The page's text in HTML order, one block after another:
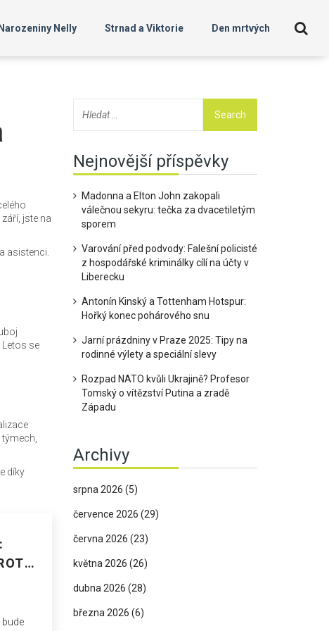
Nelly Strnad a Viktorie Den mrtvých
jste na
asistenci.
se
díky
Nejnovější příspěvky
Madonna a Elton John zakopali
válečnou sekyru: tečka za dvacetiletým
sporem
Varování před podvody: Falešní policisté
z hospodářské kriminálky cílí na účty v
Liberecku
Antonín Kinský a Tottenham Hotspur:
Hořký konec pohárového snu
Jarní prázdniny v Praze 2025: Tipy na
rodinné výlety a speciální slevy
Rozpad NATO kvůli Ukrajině? Profesor
Tomský o vítězství Putina a zradě
Západu
Archivy
srpna 2026 (5)
července 2026 (29)
června 2026 (23)
května 2026 (26)
dubna 2026 (28)
března 2026 (6)